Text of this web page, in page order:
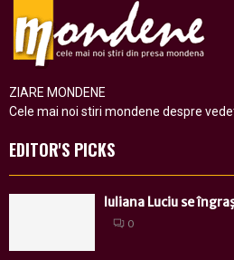
ZIARE MONDENE
Cele mai noi stiri mondene despre
EDITOR'S PICKS
Iuliana Luciu se
0